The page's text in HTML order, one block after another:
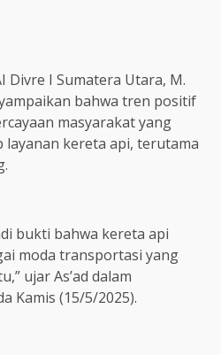
Divre I Sumatera Utara, M.
bahwa tren positif
masyarakat yang
kereta api, terutama
bukti bahwa kereta api
moda transportasi yang
ujar As’ad dalam
Kamis (15/5/2025).